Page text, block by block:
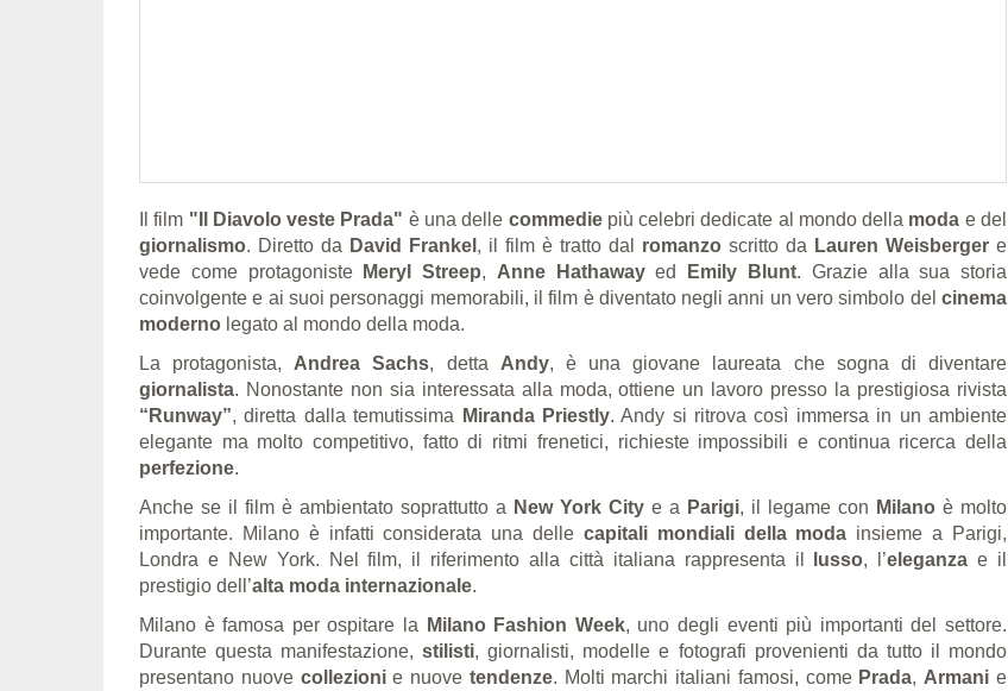
Il film "Il Diavolo veste Prada" è una delle commediepiù celebri dedicate al mondo della moda e del
giornalismo. Diretto da David Frankel , il film è tratto dal romanzo scritto da Lauren Weisberger e
vede come protagoniste
Meryl Streep, Anne Hathawayed Emily Blunt. Grazie alla sua storia
coinvolgente e ai suoi personaggi memorabili, il film è diventato negli anni un vero simbolo del cinema
moderno legato al mondo della moda.
La protagonista, Andrea Sachs, detta Andy, è una giovane laureata che sogna di diventare
giornalista. Nonostante non sia interessata alla moda, ottiene un lavoro presso la prestigiosa rivista
“Runway”, diretta dalla temutissima Miranda Priestly. Andy si ritrova così immersa in un ambiente
elegante ma molto competitivo, fatto di ritmi frenetici, richieste impossibili e continua ricerca della
perfezione.
Anche se il film è ambientato soprattutto a New York City e a Parigi, il legame con Milano è molto
importante. Milano è infatti considerata una delle capitali mondiali della moda insieme a Parigi,
Londra e New York. Nel film, il riferimento alla città italiana rappresenta il
lusso, l’eleganza e il
prestigio dell’alta moda internazionale.
Milano è famosa per ospitare la
Milano Fashion Week, uno degli eventi più importanti del settore.
Durante questa manifestazione,stilisti, giornalisti, modelle e fotografi provenienti da tutto il mondo
presentano nuove collezionie nuove tendenze. Molti marchi italiani famosi, come Prada, Armani e